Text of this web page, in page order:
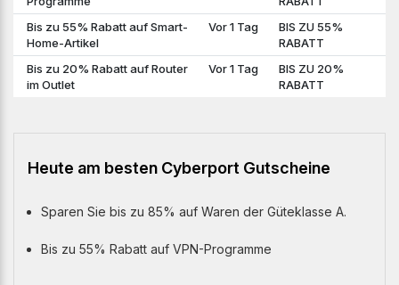
Bis zu 55% Rabatt auf Smart-
Home-Artikel
Vor 1 Tag
BIS ZU 55%
RABATT
Bis zu 20% Rabatt auf Router
im Outlet
Vor 1 Tag
BIS ZU 20%
RABATT
Heute am besten Cyberport Gutscheine
Sparen Sie bis zu 85% auf Waren der Güteklasse A.
Bis zu 55% Rabatt auf VPN-Programme